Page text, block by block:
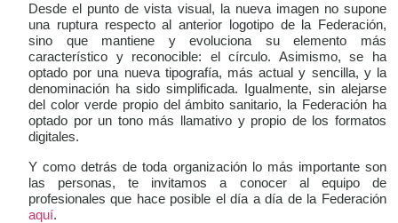
Desde el punto de vista visual, la nueva imagen no supone
una ruptura respecto al anterior logotipo de la Federación,
sino que mantiene y evoluciona su elemento más
característico y reconocible: el círculo. Asimismo, se ha
optado por una nueva tipografía, más actual y sencilla, y la
denominación ha sido simplificada. Igualmente, sin alejarse
del color verde propio del ámbito sanitario, la Federación ha
optado por un tono más llamativo y propio de los formatos
digitales.
Y como detrás de toda organización lo más importante son
las personas, te invitamos a conocer al equipo de
profesionales que hace posible el día a día de la Federación
aquí.